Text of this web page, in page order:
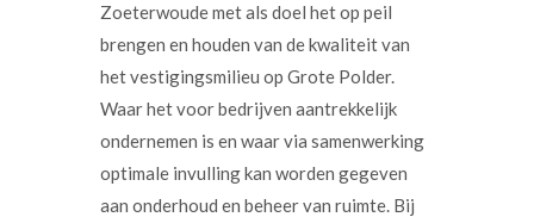
Zoeterwoude met als doel het op peil
brengen en houden van de kwaliteit van
het vestigingsmilieu op Grote Polder.
Waar het voor bedrijven aantrekkelijk
ondernemen is en waar via samenwerking
optimale invulling kan worden gegeven
aan onderhoud en beheer van ruimte. Bij